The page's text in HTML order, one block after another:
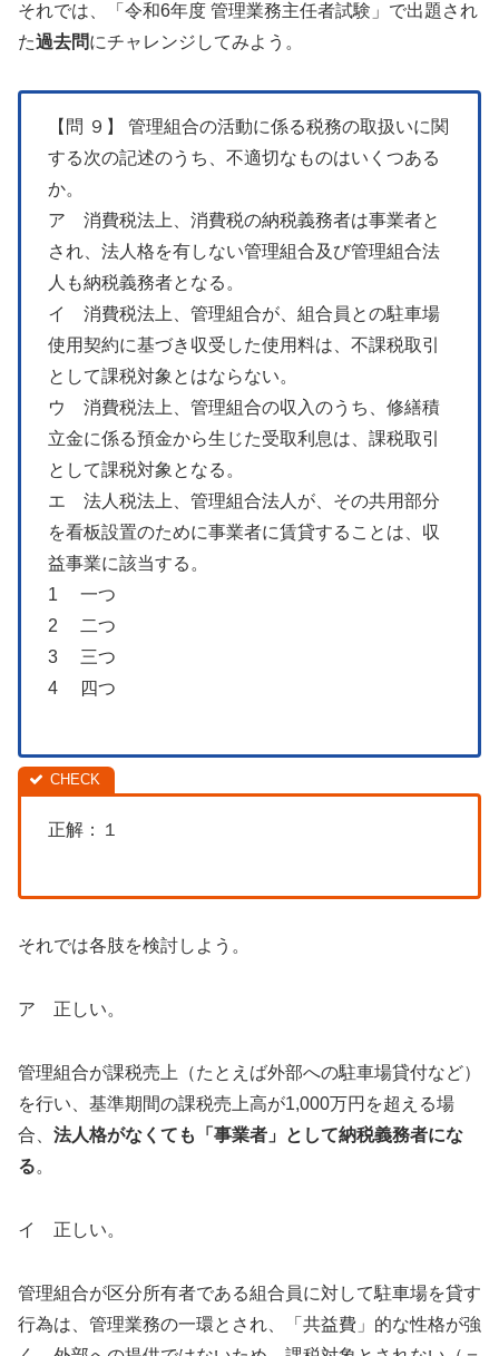
それでは、「令和6年度 管理業務主任者試験」で出題され
た過去問にチャレンジしてみよう。
【問 ９】 管理組合の活動に係る税務の取扱いに関
する次の記述のうち、不適切なものはいくつある
か。
ア 消費税法上、消費税の納税義務者は事業者と
され、法人格を有しない管理組合及び管理組合法
人も納税義務者となる。
イ 消費税法上、管理組合が、組合員との駐車場
使用契約に基づき収受した使用料は、不課税取引
として課税対象とはならない。
ウ 消費税法上、管理組合の収入のうち、修繕積
立金に係る預金から生じた受取利息は、課税取引
として課税対象となる。
エ 法人税法上、管理組合法人が、その共用部分
を看板設置のために事業者に賃貸することは、収
益事業に該当する。
1 一つ
2 二つ
3 三つ
4 四つ
正解：１
それでは各肢を検討しよう。
ア 正しい。
管理組合が課税売上（たとえば外部への駐車場貸付など）
を行い、基準期間の課税売上高が1,000万円を超える場
合、 法人格がなくても「事業者」として納税義務者にな
る。
イ 正しい。
管理組合が区分所有者である組合員に対して駐車場を貸す
行為は、管理業務の一環とされ、「共益費」的な性格が強